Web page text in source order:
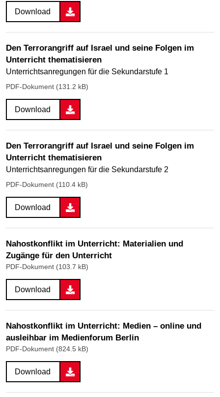
Download
Den Terrorangriff auf Israel und seine Folgen im
Unterricht thematisieren
Unterrichtsanregungen für die Sekundarstufe 1
PDF-Dokument (131.2 kB)
Download
Den Terrorangriff auf Israel und seine Folgen im
Unterricht thematisieren
Unterrichtsanregungen für die Sekundarstufe 2
PDF-Dokument (110.4 kB)
Download
Nahostkonflikt im Unterricht: Materialien und
Zugänge für den Unterricht
PDF-Dokument (103.7 kB)
Download
Nahostkonflikt im Unterricht: Medien – online und
ausleihbar im Medienforum Berlin
PDF-Dokument (824.5 kB)
Download